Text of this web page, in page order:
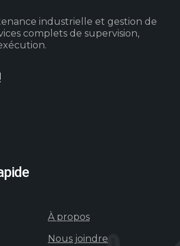
industrielle et gestion de
complets de supervision,
À propos
Nous joindre